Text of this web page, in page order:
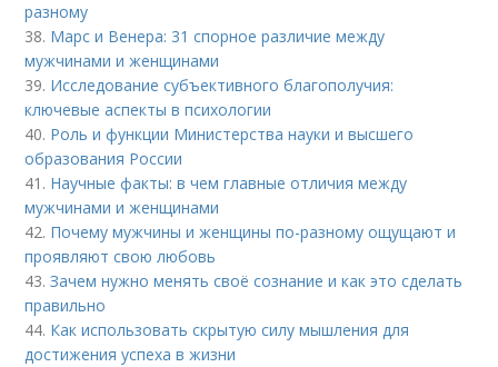
разному
38. Марс и Венера: 31 спорное различие между
мужчинами и женщинами
39. Исследование субъективного благополучия:
ключевые аспекты в психологии
40. Роль и функции Министерства науки и высшего
образования России
41. Научные факты: в чем главные отличия между
мужчинами и женщинами
42. Почему мужчины и женщины по-разному ощущают и
проявляют свою любовь
43.Зачем нужно менять своё сознание и как это сделать
правильно
44. Как использовать скрытую силу мышления для
достижения успеха в жизни